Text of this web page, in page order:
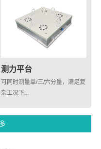
测力平台
可同时测量单/三/六分量，满足复
杂工况下...